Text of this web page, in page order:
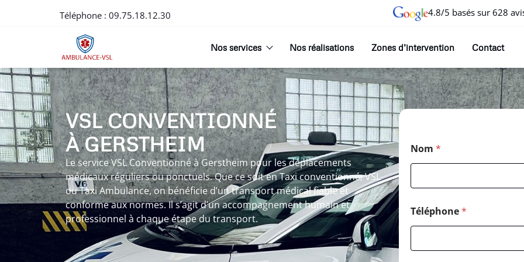
Téléphone : 09.75.18.12.30 4.8/5 basés sur 628
Nos services Nos réalisations Zones d’intervention Contact
VSL CONVENTIONNÉ
À GERSTHEIM
Le service VSL Conventionné à Gerstheim pour les déplacements
médicaux réguliers ou ponctuels. Que ce soit en Taxi conventionné, VSL
ou Taxi Ambulance, on bénéficie d’un transport médical fiable et
conforme aux normes. Il s’agit d’un accompagnement humain et
professionnel à chaque étape du transport.
Nom *
Téléphone*